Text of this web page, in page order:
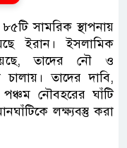
সামরিক স্থাপনায়
ইরান। ইসলামিক
তাদের নৌ ও
তাদের দাবি,
পঞ্চম নৌবহরের ঘাঁটি
লক্ষ্যবস্তু করা